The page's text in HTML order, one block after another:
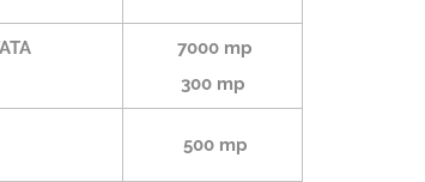
7000 mp
300 mp
500 mp